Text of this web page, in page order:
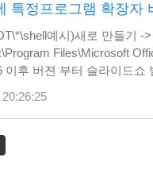
특정프로그램 확장자
예시)새로 만들기
Files\Microsoft
이후 버젼 부터 슬라이드